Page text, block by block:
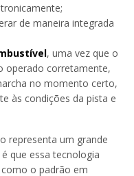
de maneira integrada
, uma vez que o
operado corretamente,
no momento certo,
às condições da pista e
representa um grande
que essa tecnologia
o padrão em